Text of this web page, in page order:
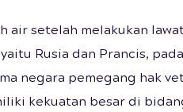
air setelah melakukan
Rusia dan Prancis, pada
negara pemegang hak
kekuatan besar di